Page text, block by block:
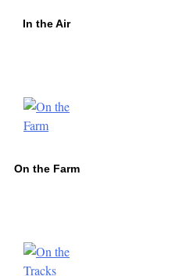
In the Air
On the Farm